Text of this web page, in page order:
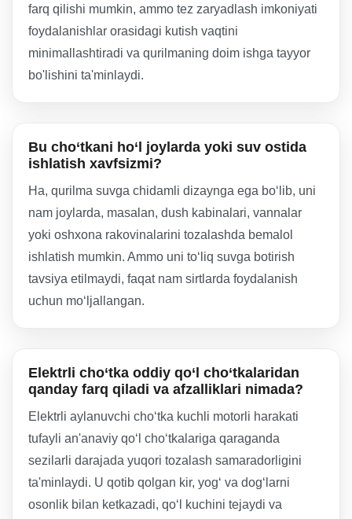
farq qilishi mumkin, ammo tez zaryadlash imkoniyati
foydalanishlar orasidagi kutish vaqtini
minimallashtiradi va qurilmaning doim ishga tayyor
bo'lishini ta'minlaydi.
Bu cho‘tkani ho‘l joylarda yoki suv ostida
ishlatish xavfsizmi?
Ha, qurilma suvga chidamli dizaynga ega bo‘lib, uni
nam joylarda, masalan, dush kabinalari, vannalar
yoki oshxona rakovinalarini tozalashda bemalol
ishlatish mumkin. Ammo uni to‘liq suvga botirish
tavsiya etilmaydi, faqat nam sirtlarda foydalanish
uchun mo‘ljallangan.
Elektrli cho‘tka oddiy qo‘l cho‘tkalaridan
qanday farq qiladi va afzalliklari nimada?
Elektrli aylanuvchi cho‘tka kuchli motorli harakati
tufayli an'anaviy qo‘l cho‘tkalariga qaraganda
sezilarli darajada yuqori tozalash samaradorligini
ta'minlaydi. U qotib qolgan kir, yog‘ va dog‘larni
osonlik bilan ketkazadi, qo‘l kuchini tejaydi va